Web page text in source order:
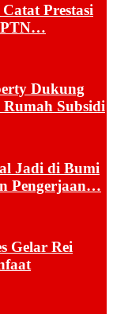
Prestasi
PTN…
Dukung
Subsidi
Jadi di Bumi
Pengerjaan…
Gelar Rei